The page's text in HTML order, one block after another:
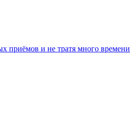
приёмов и не тратя много времени